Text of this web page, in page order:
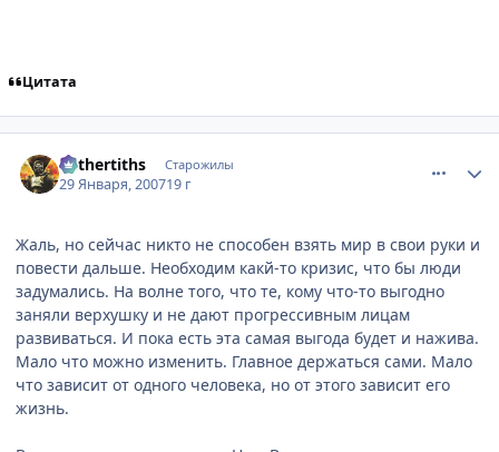
Цитата
Mithertiths Старожилы
29 Января, 200719 г
Жаль, но сейчас никто не способен взять мир в свои руки и
повести дальше. Необходим какй-то кризис, что бы люди
задумались. На волне того, что те, кому что-то выгодно
заняли верхушку и не дают прогрессивным лицам
развиваться. И пока есть эта самая выгода будет и нажива.
Мало что можно изменить. Главное держаться сами. Мало
что зависит от одного человека, но от этого зависит его
жизнь.